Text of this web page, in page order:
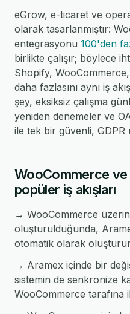
eGrow, e-ticaret ve
olarak tasarlanmıştır:
entegrasyonu 100'den
birlikte çalışır; böylece
Shopify,
daha fazlasını aynı iş
şey, eksiksiz çalışma
yeniden denemeler ve
ile tek bir güvenli,
WooCommerce ve
popüler iş akışları
→ WooCommerce
oluşturulduğunda,
otomatik olarak
→ Aramex içinde bir
sistemin de senkronize
WooCommerce tarafına